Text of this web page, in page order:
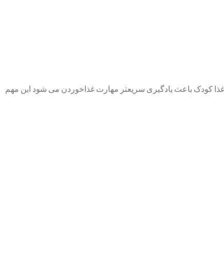
کودک باعث یادگیری سریعتر مهارت غذاخوردن می شود این مهم